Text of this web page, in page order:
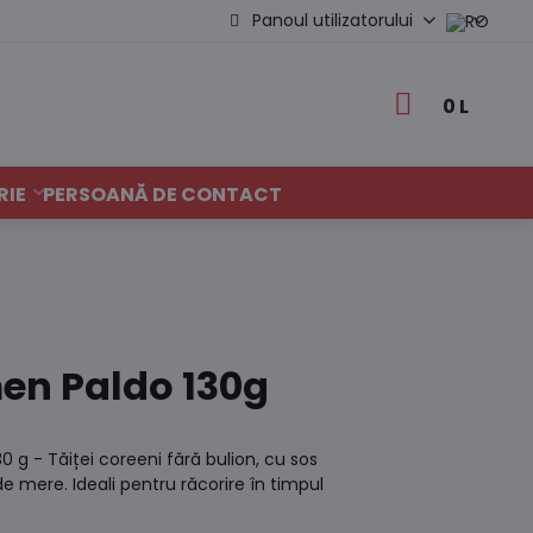
Panoul utilizatorului
0 L
PERSOANĂ DE CONTACT
Paldo 130g
g - Tăiței coreeni fără bulion, cu sos
mere. Ideali pentru răcorire în timpul